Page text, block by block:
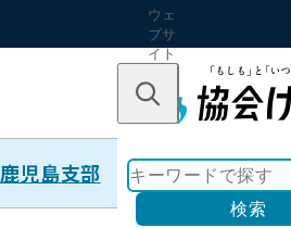
ウェ
ブサ
イト
のナ
ン
キーワードで探す
検索
鹿児島支部